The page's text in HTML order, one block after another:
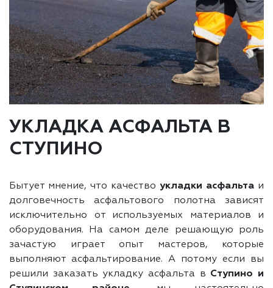
УКЛАДКА АСФАЛЬТА В
СТУПИНО
Бытует мнение, что качество укладки асфальта и
долговечность асфальтового полотна зависят
исключительно от используемых материалов и
оборудования. На самом деле решающую роль
зачастую играет опыт мастеров, которые
выполняют асфальтирование. А потому если вы
решили заказать укладку асфальта в Ступино и